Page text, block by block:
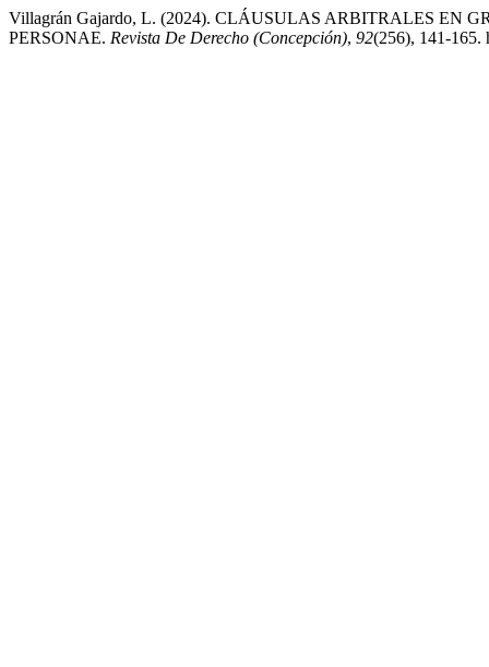
Villagrán Gajardo, L. (2024). CLÁUSULAS ARBITRALES EN
PERSONAE. Revista De Derecho (Concepción), 92(256), 141-165.